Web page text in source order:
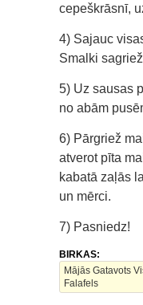
cepeškrāsnī,
4) Sajauc
Smalki
5) Uz sausas
no abām
6) Pārgriež
atverot pīta
kabatā zaļās
un mērci.
7) Pasniedz!
BIRKAS:
Mājās Gatavots
Falafels